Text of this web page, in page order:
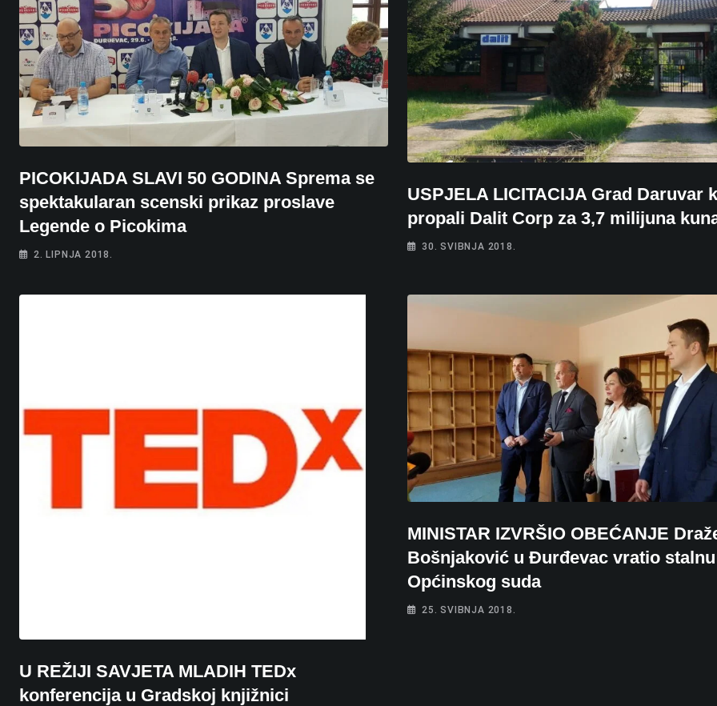
PICOKIJADA SLAVI 50 GODINA Sprema se
spektakularan scenski prikaz proslave
Legende o Picokima
2. LIPNJA 2018.
USPJELA LICITACIJA Grad Daruvar
propali Dalit Corp za 3,7 milijuna
30. SVIBNJA 2018.
U REŽIJI SAVJETA MLADIH TEDx
konferencija u Gradskoj knjižnici
MINISTAR IZVRŠIO OBEĆANJE
Bošnjaković u Đurđevac vratio
Općinskog suda
25. SVIBNJA 2018.